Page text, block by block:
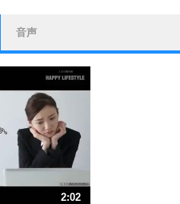
い。
他人を見ない。
になる30の方法
れない原因は、行動しないから。
なる30の方法
なるもの。
音声
2:02